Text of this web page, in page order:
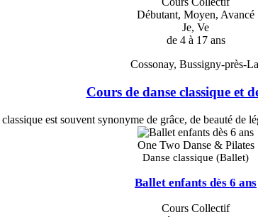
Débutant, Moyen, Avancé
Je, Ve
de 4 à 17 ans
Cossonay, Bussigny-près-
Cours de danse classique et
est souvent synonyme de grâce, de beauté de
One Two Danse & Pilates
Danse classique (Ballet)
Ballet enfants dès 6 ans
Cours Collectif